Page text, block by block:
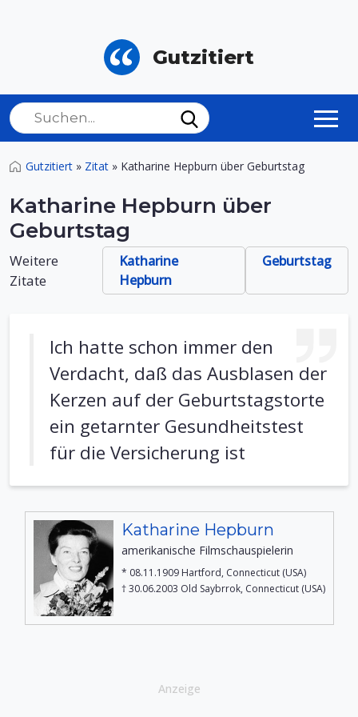
Gutzitiert
Gutzitiert » Zitat » Katharine Hepburn über Geburtstag
Katharine Hepburn über
Geburtstag
Weitere
Zitate
Katharine
Hepburn
Geburtstag
Ich hatte schon immer den
Verdacht, daß das Ausblasen der
Kerzen auf der Geburtstagstorte
ein getarnter Gesundheitstest
für die Versicherung ist
Katharine Hepburn
amerikanische Filmschauspielerin
* 08.11.1909 Hartford, Connecticut (USA)
† 30.06.2003 Old Saybrrok, Connecticut (USA)
Anzeige